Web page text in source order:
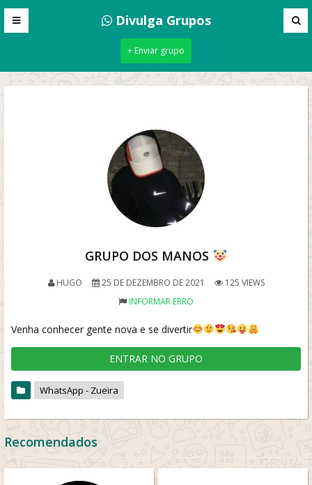
Divulga Grupos
+ Enviar grupo
GRUPO DOS MANOS
HUGO 25 DE DEZEMBRO DE 2021
125 VIEWS
INFORMAR ERRO
Venha conhecer gente nova e se divertir
ENTRAR NO GRUPO
WhatsApp - Zueira
Recomendados